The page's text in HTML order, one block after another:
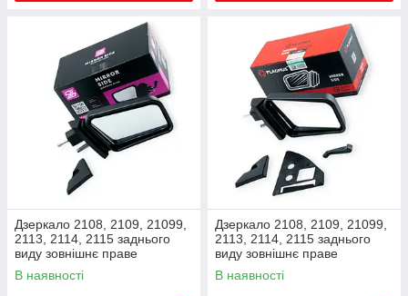
Дзеркало 2108, 2109, 21099,
2113, 2114, 2115 заднього
виду зовнішнє праве
металевий кронштейн CS-20
В наявності
Дзеркало 2108, 2109, 21099,
2113, 2114, 2115 заднього
виду зовнішнє праве
металевий кронштейн
Flagmus
В наявності